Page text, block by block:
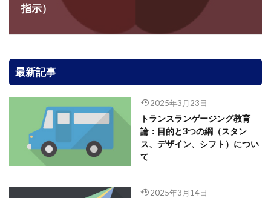
指示）
最新記事
2025年3月23日
トランスランゲージング教育
論：目的と3つの綱（スタン
ス、デザイン、シフト）につい
て
2025年3月14日